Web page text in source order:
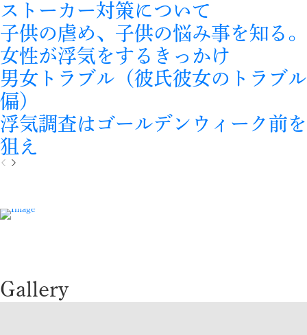
ストーカー対策について
子供の虐め、子供の悩み事を知る。
女性が浮気をするきっかけ
男女トラブル（彼氏彼女のトラブル
偏）
浮気調査はゴールデンウィーク前を
狙え
P
o
u
N
Gallery